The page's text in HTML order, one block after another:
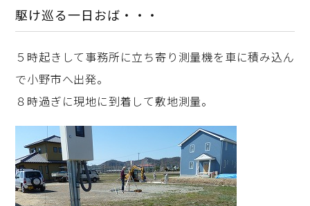
駆け巡る一日おば・・・
５時起きして事務所に立ち寄り測量機を車に積み込ん
で小野市へ出発。
８時過ぎに現地に到着して敷地測量。